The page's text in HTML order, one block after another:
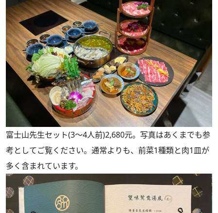
富士山先生セット(3～4人前)2,680元。写真はあくまでも参
考としてご覧ください。通常よりも、前菜1種類と肉1皿が
多く含まれています。